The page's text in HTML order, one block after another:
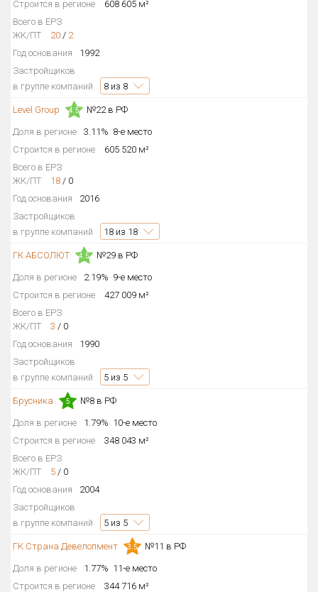
Строится в регионе
608 605 м²
Всего в ЕРЗ
ЖК/ПТ
20 / 2
Год основания
1992
Застройщиков
в группе компаний
8 из 8
Level Group 4.5 №22 в РФ
Доля в регионе 3.11% 8-е место
Строится в регионе
605 520 м²
Всего в ЕРЗ
ЖК/ПТ
18 / 0
Год основания
2016
Застройщиков
в группе компаний
18 из 18
ГК АБСОЛЮТ 4.5 №29 в РФ
Доля в регионе 2.19% 9-е место
Строится в регионе
427 009 м²
Всего в ЕРЗ
ЖК/ПТ
3 / 0
Год основания
1990
Застройщиков
в группе компаний
5 из 5
Брусника 5 №8 в РФ
Доля в регионе 1.79% 10-е место
Строится в регионе
348 043 м²
Всего в ЕРЗ
ЖК/ПТ
5 / 0
Год основания
2004
Застройщиков
в группе компаний
5 из 5
ГК Страна Девелопмент 3.5 №11 в РФ
Доля в регионе 1.77% 11-е место
Строится в регионе
344 716 м²